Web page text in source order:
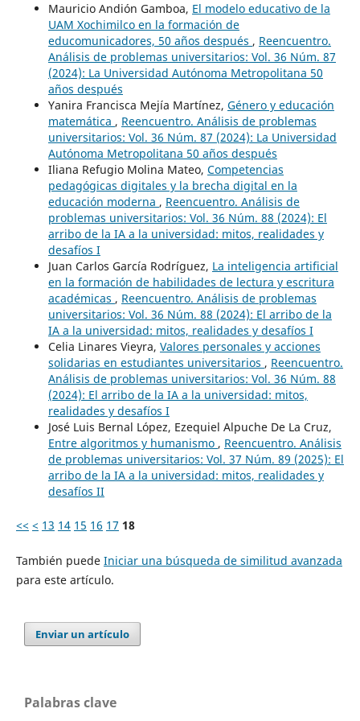
Mauricio Andión Gamboa, El modelo educativo de la
UAM Xochimilco en la formación de
educomunicadores, 50 años después , Reencuentro.
Análisis de problemas universitarios: Vol. 36 Núm. 87
(2024): La Universidad Autónoma Metropolitana 50
años después
Yanira Francisca Mejía Martínez, Género y educación
matemática , Reencuentro. Análisis de problemas
universitarios: Vol. 36 Núm. 87 (2024): La Universidad
Autónoma Metropolitana 50 años después
Iliana Refugio Molina Mateo, Competencias
pedagógicas digitales y la brecha digital en la
educación moderna , Reencuentro. Análisis de
problemas universitarios: Vol. 36 Núm. 88 (2024): El
arribo de la IA a la universidad: mitos, realidades y
desafíos I
Juan Carlos García Rodríguez, La inteligencia artificial
en la formación de habilidades de lectura y escritura
académicas , Reencuentro. Análisis de problemas
universitarios: Vol. 36 Núm. 88 (2024): El arribo de la
IA a la universidad: mitos, realidades y desafíos I
Celia Linares Vieyra, Valores personales y acciones
solidarias en estudiantes universitarios , Reencuentro.
Análisis de problemas universitarios: Vol. 36 Núm. 88
(2024): El arribo de la IA a la universidad: mitos,
realidades y desafíos I
José Luis Bernal López, Ezequiel Alpuche De La Cruz,
Entre algoritmos y humanismo , Reencuentro. Análisis
de problemas universitarios: Vol. 37 Núm. 89 (2025): El
arribo de la IA a la universidad: mitos, realidades y
desafíos II
<< < 13 14 15 16 17 18
También puede Iniciar una búsqueda de similitud avanzada
para este artículo.
Enviar un artículo
Palabras clave